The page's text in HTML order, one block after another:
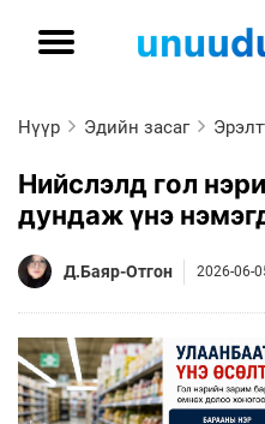
Нүүр Эдийн засаг
Нийслэлд гол
дундаж үнэ
Д.Баяр-Отгон 2026-06-